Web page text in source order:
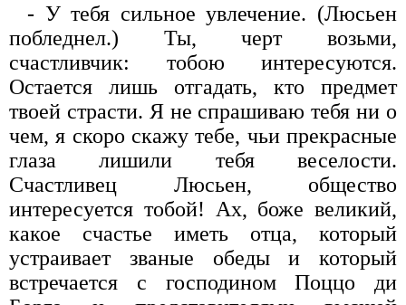
- У тебя сильное увлечение. (Люсьен
побледнел.) Ты, черт возьми,
счастливчик: тобою интересуются.
Остается лишь отгадать, кто предмет
твоей страсти. Я не спрашиваю тебя ни о
чем, я скоро скажу тебе, чьи прекрасные
глаза лишили тебя веселости.
Счастливец Люсьен, общество
интересуется тобой! Ах, боже великий,
какое счастье иметь отца, который
устраивает званые обеды и который
встречается с господином Поццо ди